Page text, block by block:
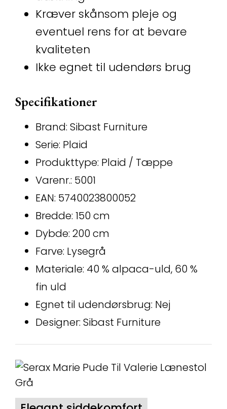
Kræver skånsom pleje og
eventuel rens for at bevare
kvaliteten
Ikke egnet til udendørs brug
Specifikationer
Brand: Sibast Furniture
Serie: Plaid
Produkttype: Plaid / Tæppe
Varenr.: 5001
EAN: 5740023800052
Bredde: 150 cm
Dybde: 200 cm
Farve: Lysegrå
Materiale: 40 % alpaca-uld, 60 %
fin uld
Egnet til udendørsbrug: Nej
Designer: Sibast Furniture